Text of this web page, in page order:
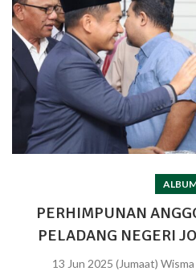
PERHIMPUNAN
PELADANG NEGERI
13 Jun 2025 (Jumaat)